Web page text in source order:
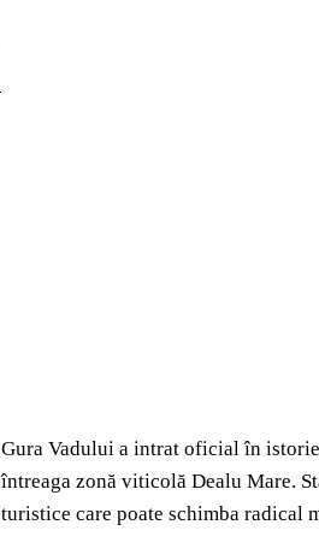
Gura Vadului a intrat oficial în
întreaga zonă viticolă Dealu Mare.
turistice care poate schimba radical